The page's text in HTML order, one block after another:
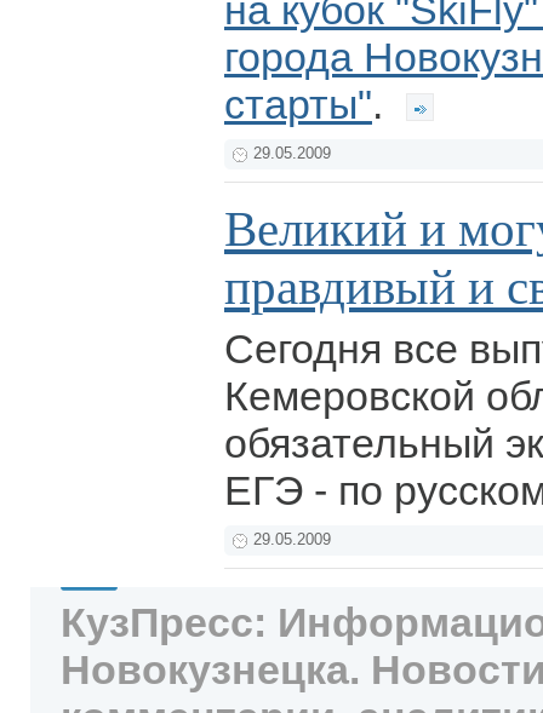
на кубок
города
старты".
29.05.2009
Великий и
правдивый и
Сегодня все
Кемеровской
обязательный
ЕГЭ - по
29.05.2009
КузПресс:
Новокузнецка.